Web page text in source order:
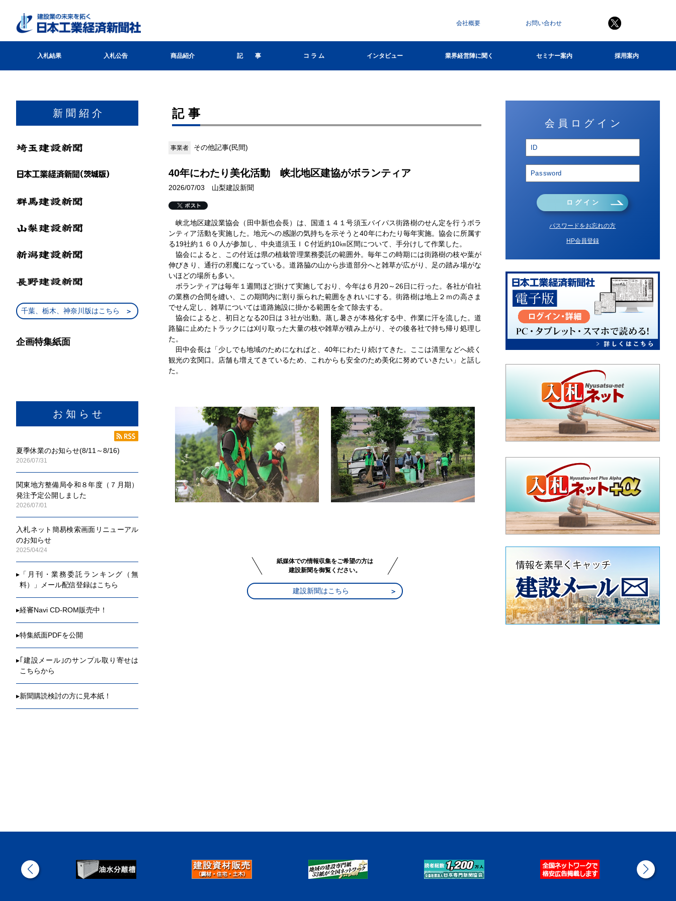
会社概要 お問い合わせ
入札結果 入札公告 商品紹介 記 事 コ ラ ム インタビュー 業界経営陣に聞く セミナー案内 採用案内
新 聞 紹 介
千葉、栃木、神奈川版はこちら
企画特集紙面
お 知 ら せ
夏季休業のお知らせ(8/11～8/16)
2026/07/31
関東地方整備局令和８年度（７月期）
発注予定公開しました
2026/07/01
入札ネット簡易検索画面リニューアル
のお知らせ
2025/04/24
▸ 「月刊・業務委託ランキング（無
料）」メール配信登録はこちら
▸経審Navi CD-ROM販売中！
▸特集紙面PDFを公開
▸ ｢建設メール｣のサンプル取り寄せは
こちらから
▸新聞購読検討の方に見本紙！
記事
事業者 その他記事(民間)
40年にわたり美化活動 峡北地区建協がボランティア
2026/07/03 山梨建設新聞
峡北地区建設業協会（田中新也会長）は、国道１４１号須玉バイパス街路樹のせん定を行うボラ
ンティア活動を実施した。地元への感謝の気持ちを示そうと40年にわたり毎年実施。協会に所属す
る19社約１６０人が参加し、中央道須玉ＩＣ付近約10㎞区間について、手分けして作業した。
協会によると、この付近は県の植栽管理業務委託の範囲外。毎年この時期には街路樹の枝や葉が
伸びきり、通行の邪魔になっている。道路脇の山から歩道部分へと雑草が広がり、足の踏み場がな
いほどの場所も多い。
ボランティアは毎年１週間ほど掛けて実施しており、今年は６月20～26日に行った。各社が自社
の業務の合間を縫い、この期間内に割り振られた範囲をきれいにする。街路樹は地上２ｍの高さま
でせん定し、雑草については道路施設に掛かる範囲を全て除去する。
協会によると、初日となる20日は３社が出動。蒸し暑さが本格化する中、作業に汗を流した。道
路脇に止めたトラックには刈り取った大量の枝や雑草が積み上がり、その後各社で持ち帰り処理し
た。
田中会長は「少しでも地域のためになればと、40年にわたり続けてきた。ここは清里などへ続く
観光の玄関口。店舗も増えてきているため、これからも安全のため美化に努めていきたい」と話し
た。
紙媒体での情報収集をご希望の方は
建設新聞を御覧ください。
建設新聞はこちら
会 員 ロ グ イ ン
ロ グ イ ン
パスワードをお忘れの方
HP会員登録